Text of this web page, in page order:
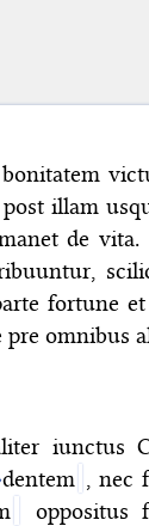
illam
de vita.
fortune
omnibus
iunctus
dentem , nec
oppositus